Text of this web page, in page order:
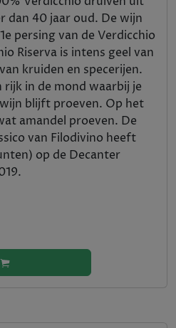
dan 40 jaar oud. De wijn
persing van de Verdicchio
Riserva is intens geel van
kruiden en specerijen.
rijk in de mond waarbij je
blijft proeven. Op het
amandel proeven. De
van Filodivino heeft
op de Decanter